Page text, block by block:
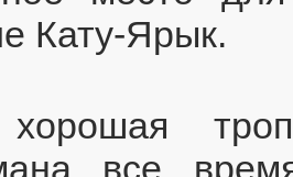
Кату-Ярык.
все